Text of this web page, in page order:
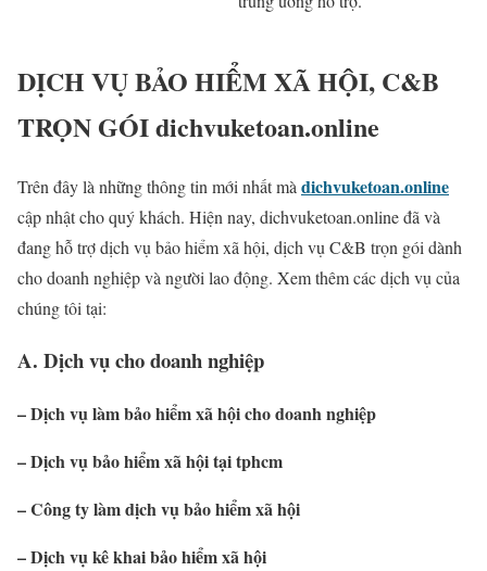
DỊCH VỤ BẢO HIỂM XÃ HỘI, C&B
TRỌN GÓI dichvuketoan.online
Trên đây là những thông tin mới nhất mà dichvuketoan.online
cập nhật cho quý khách. Hiện nay, dichvuketoan.online đã và
đang hỗ trợ dịch vụ bảo hiểm xã hội, dịch vụ C&B trọn gói dành
cho doanh nghiệp và người lao động. Xem thêm các dịch vụ của
chúng tôi tại:
A. Dịch vụ cho doanh nghiệp
– Dịch vụ làm bảo hiểm xã hội cho doanh nghiệp
– Dịch vụ bảo hiểm xã hội tại tphcm
– Công ty làm dịch vụ bảo hiểm xã hội
– Dịch vụ kê khai bảo hiểm xã hội